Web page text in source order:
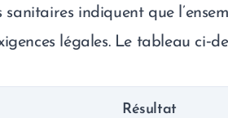
indiquent que
légales. Le tableau
Résultat